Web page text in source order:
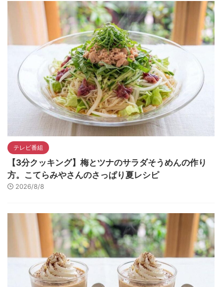
テレビ番組
【3分クッキング】梅とツナのサラダそうめんの作り
方。こてらみやさんのさっぱり夏レシピ
2026/8/8